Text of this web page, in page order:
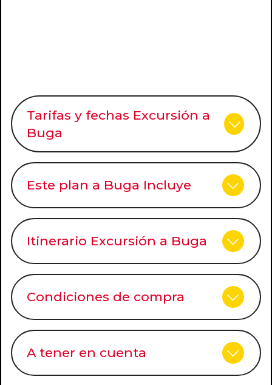
Tarifas y fechas Excursión a
Buga
Este plan a Buga Incluye
Itinerario Excursión a Buga
Condiciones de compra
A tener en cuenta